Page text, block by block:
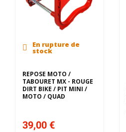
En rupture de
stock
REPOSE MOTO /
TABOURET MX - ROUGE
DIRT BIKE / PIT MINI /
MOTO / QUAD
39,00 €